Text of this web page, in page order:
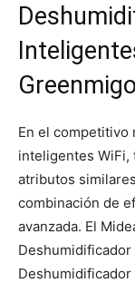
En el competitivo
inteligentes WiFi,
atributos
combinación de
avanzada. El
Deshumidificador